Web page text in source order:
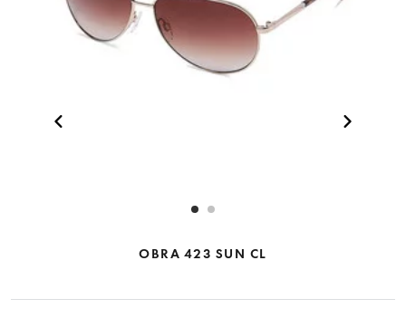
OBRA 423 SUN CL